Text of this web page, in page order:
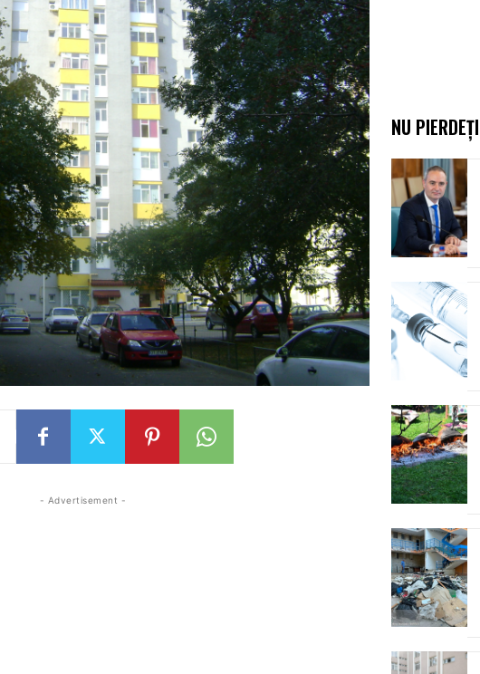
- Advertisement -
NU PIERDEȚI